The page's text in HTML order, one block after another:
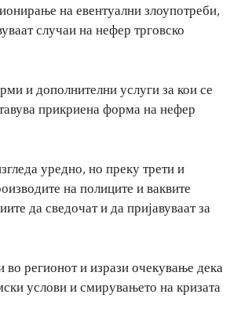
на евентуални злоупотреби,
случаи на нефер трговско
и дополнителни услуги за кои се
прикриена форма на нефер
уредно, но преку трети и
на полиците и ваквите
да сведочат и да пријавуваат за
регионот и изрази очекување дека
услови и смирувањето на кризата